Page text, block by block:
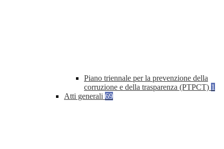
Piano triennale per la prevenzione della
corruzione e della trasparenza (PTPCT) 1
Atti generali 69